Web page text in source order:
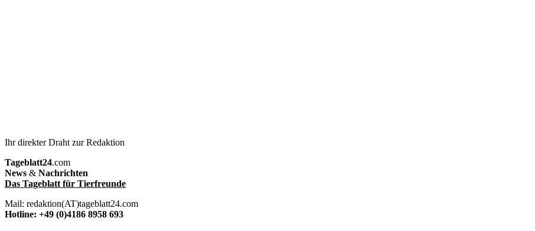
Ihr direkter Draht zur Redaktion
Tageblatt24.com
News & Nachrichten
Das Tageblatt für Tierfreunde
Mail: redaktion(AT)tageblatt24.com
Hotline: +49 (0)4186 8958 693